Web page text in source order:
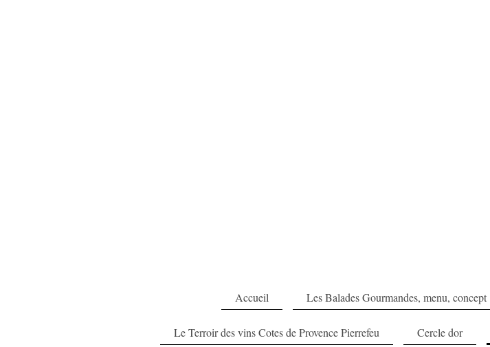
Accueil Les Balades Gourmandes, menu, concept
Le Terroir des vins Cotes de Provence Pierrefeu Cercle dor